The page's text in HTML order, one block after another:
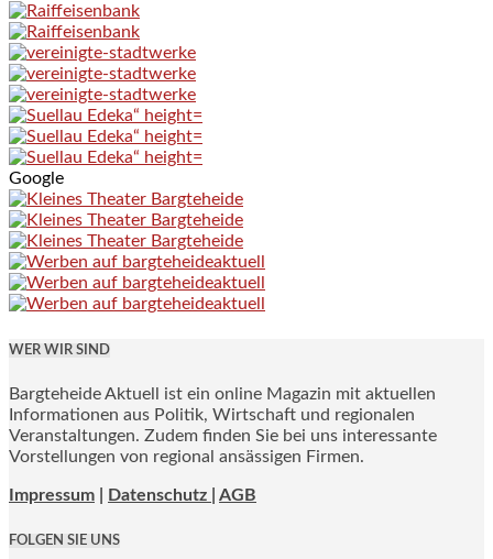
Google
WER WIR SIND
Bargteheide Aktuell ist ein online Magazin mit aktuellen
Informationen aus Politik, Wirtschaft und regionalen
Veranstaltungen. Zudem finden Sie bei uns interessante
Vorstellungen von regional ansässigen Firmen.
Impressum Datenschutz | AGB
FOLGEN SIE UNS